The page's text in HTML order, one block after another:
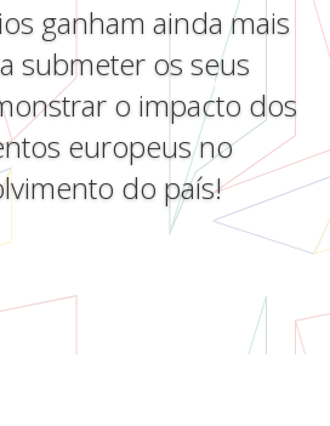
ganham ainda mais
submeter os seus
o impacto dos
europeus no
do país!